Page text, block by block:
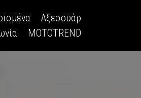
Αξεσουάρ
MOTOTREND